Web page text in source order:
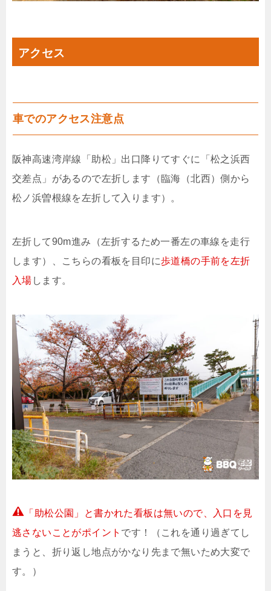
アクセス
車でのアクセス注意点
阪神高速湾岸線「助松」出口降りてすぐに「松之浜西
交差点」があるので左折します（臨海（北西）側から
松ノ浜曽根線を左折して入ります）。
左折して90m進み（左折するため一番左の車線を走行
します）、こちらの看板を目印に歩道橋の手前を左折
入場 します。
「助松公園」と書かれた看板は無いので、入口を見
逃さないことがポイント です！（これを通り過ぎてし
まうと、折り返し地点がかなり先まで無いため大変で
す。）